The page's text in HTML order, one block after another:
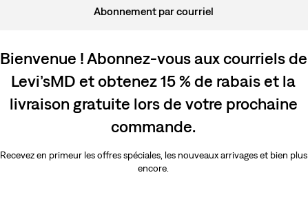
Abonnement par courriel
Bienvenue ! Abonnez-vous aux courriels de
Levi’sMD et obtenez 15 % de rabais et la
livraison gratuite lors de votre prochaine
commande.
Recevez en primeur les offres spéciales, les nouveaux arrivages et bien plus
encore.